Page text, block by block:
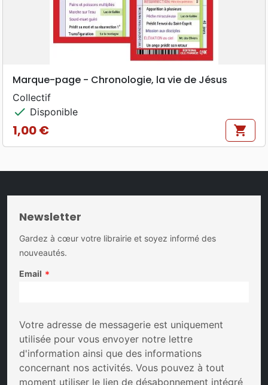
Marque-page - Chronologie, la vie de Jésus
Collectif
check Disponible
Prix
1,00 € shopping_cart
Newsletter
Gardez à cœur votre librairie et soyez informé des
nouveautés.
Email *
Votre adresse de messagerie est uniquement
utilisée pour vous envoyer notre lettre
d'information ainsi que des informations
concernant nos activités. Vous pouvez à tout
moment utiliser le lien de désabonnement intégré